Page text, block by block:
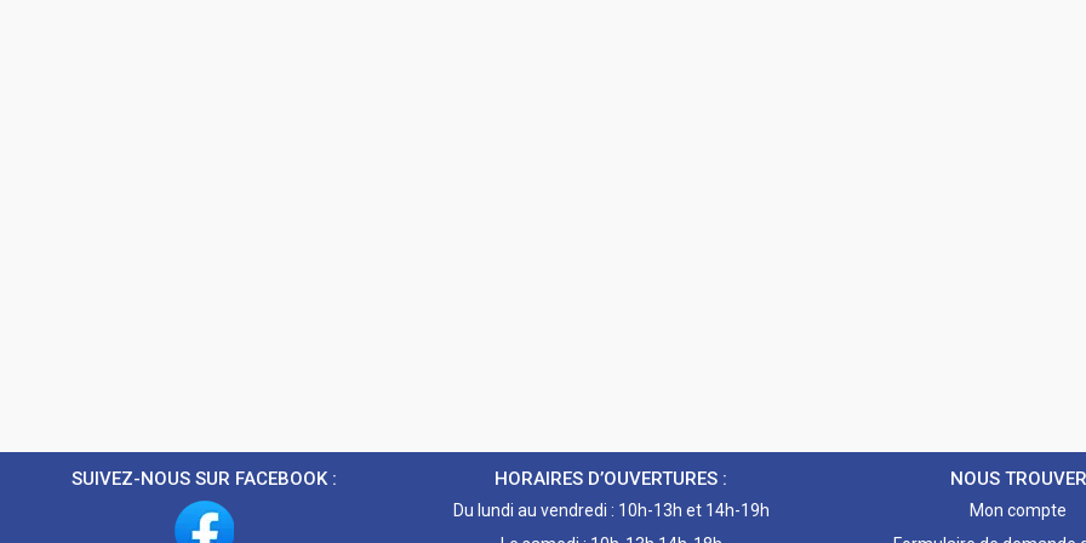
SUIVEZ-NOUS SUR FACEBOOK : HORAIRES D’OUVERTURES :
Du lundi au vendredi : 10h-13h et 14h-19h
NOUS TROUVER
Mon compte